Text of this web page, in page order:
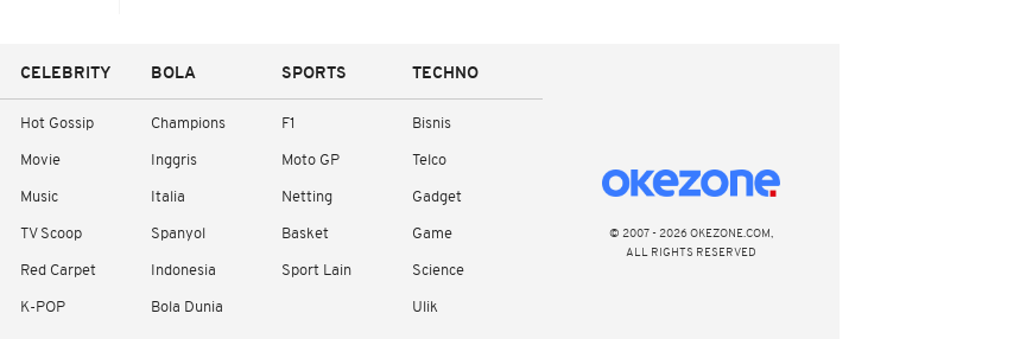
CELEBRITY
Hot Gossip
Movie
Music
TV Scoop
Red Carpet
K-POP
BOLA
Champions
Inggris
Italia
Spanyol
Indonesia
Bola Dunia
SPORTS
F1
Moto GP
Netting
Basket
Sport Lain
TECHNO
Bisnis
Telco
Gadget
Game
Science
Ulik
© 2007 - 2026 OKEZONE.COM,
ALL RIGHTS RESERVED